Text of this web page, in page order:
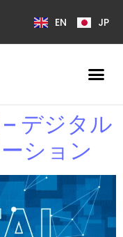
EN JP
デジタル
ション